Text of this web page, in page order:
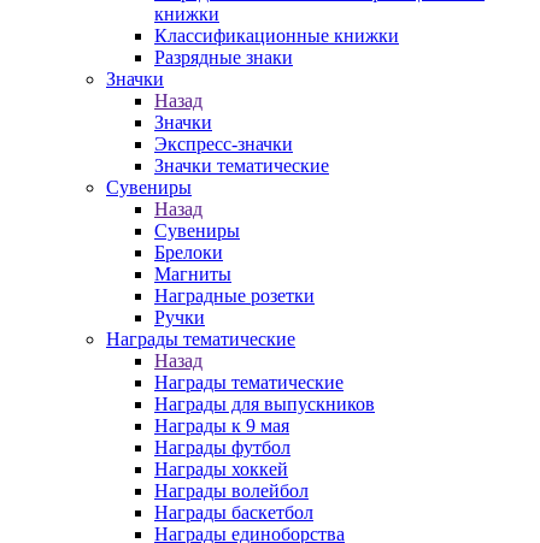
книжки
Классификационные книжки
Разрядные знаки
Значки
Назад
Значки
Экспресс-значки
Значки тематические
Сувениры
Назад
Сувениры
Брелоки
Магниты
Наградные розетки
Ручки
Награды тематические
Назад
Награды тематические
Награды для выпускников
Награды к 9 мая
Награды футбол
Награды хоккей
Награды волейбол
Награды баскетбол
Награды единоборства